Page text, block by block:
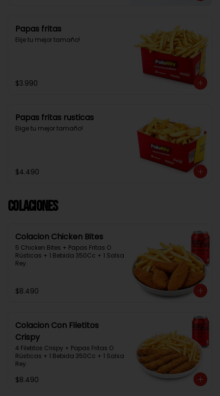
Papas fritas
Elije tu mejor tamaño!
$3.990
Papas fritas rusticas
Elige tu mejor tamaño!
$4.490
Colaciones
Colacion Chicken Bites
5 Chicken Bites + Papas Fritas O
Rústicas + 1 Bebida 350Cc + 1 Salsa
Rey.
$8.490
Colacion Con Filetitos
Crispy
4 Filetitos Crispy + Papas Fritas O
Rústicas + 1 Bebida 350Cc + 1 Salsa
Rey.
$8.490